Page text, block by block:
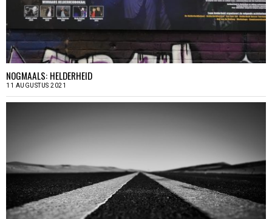
NOGMAALS: HELDERHEID
11 AUGUSTUS 2021